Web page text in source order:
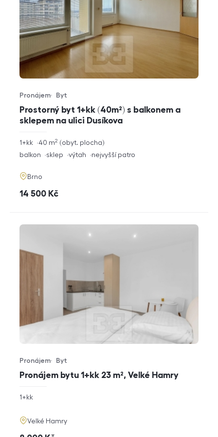
Prostorný byt 1+kk (40m²) s balkonem a
sklepem na ulici Dusíkova
Typ nabídky
Pronájem
Typ nemovitosti
Byt
rozměry
1+kk obyt. plocha
40 m2
funkce
balkon sklep výtah nejvyšší patro
adresa
Brno
cena
14 500 Kč
Pronájem bytu 1+kk 23 m², Velké Hamry
Typ nabídky
Pronájem
Typ nemovitosti
Byt
rozměry
1+kk
adresa
Velké Hamry